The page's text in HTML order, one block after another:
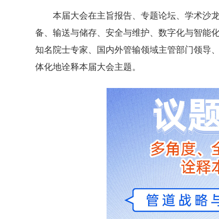
本届大会在主旨报告、专题论坛、学术沙
备、输送与储存、安全与维护、数字化与智能
知名院士专家、国内外管输领域主管部门领导
体化地诠释本届大会主题。